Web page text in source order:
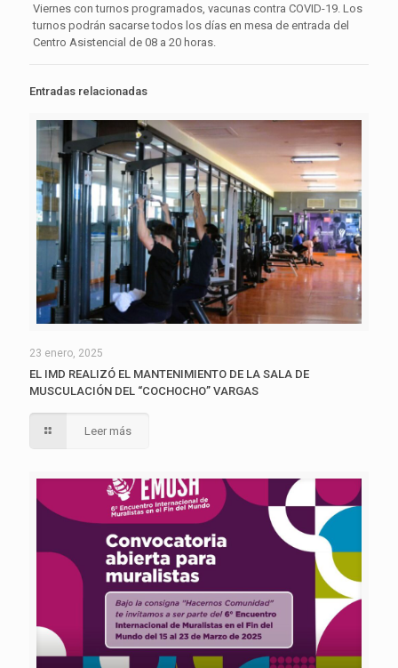
Viernes con turnos programados, vacunas contra COVID-19. Los
turnos podrán sacarse todos los días en mesa de entrada del
Centro Asistencial de 08 a 20 horas.
Entradas relacionadas
23 enero, 2025
EL IMD REALIZÓ EL MANTENIMIENTO DE LA SALA DE
MUSCULACIÓN DEL “COCHOCHO” VARGAS
Leer más